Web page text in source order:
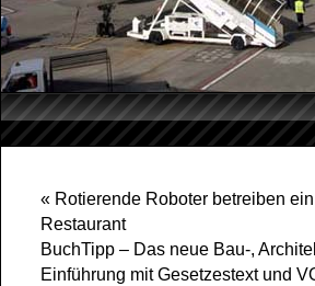
« Rotierende Roboter betreiben
Restaurant
BuchTipp – Das neue Bau-,
Einführung mit Gesetzestext und